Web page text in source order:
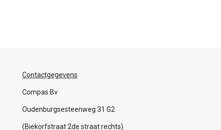
Contactgegevens
Compas Bv
Oudenburgsesteenweg 31 G2
(Biekorfstraat 2de straat rechts)